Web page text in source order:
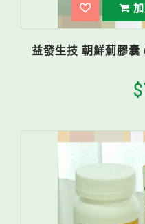
益發生技 朝鮮薊膠